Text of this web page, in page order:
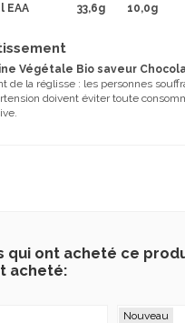
EAA 33,6g 10,0g
Végétale Bio saveur
de la réglisse : les personnes
doivent éviter toute
qui ont acheté ce
acheté:
Nouveau